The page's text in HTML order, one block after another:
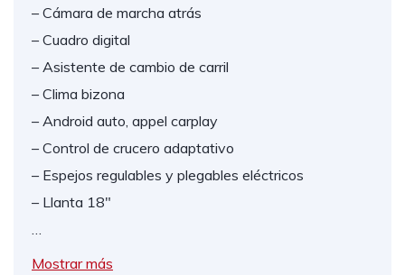
– Cámara de marcha atrás
– Cuadro digital
– Asistente de cambio de carril
– Clima bizona
– Android auto, appel carplay
– Control de crucero adaptativo
– Espejos regulables y plegables eléctricos
– Llanta 18″
…
Mostrar más